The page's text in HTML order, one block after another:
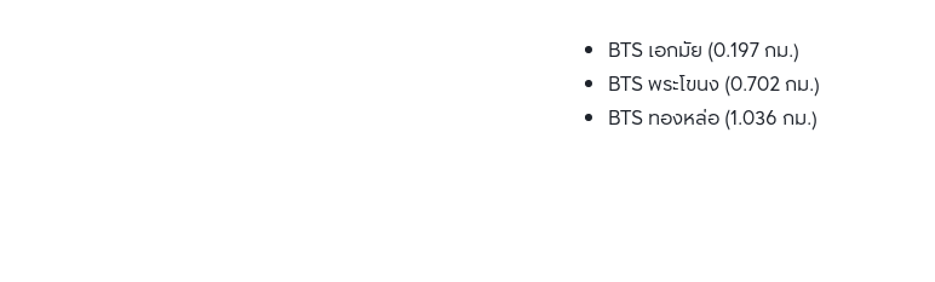
BTS เอกมัย (0.197 กม.)
BTS พระโขนง (0.702 กม.)
BTS ทองหล่อ (1.036 กม.)